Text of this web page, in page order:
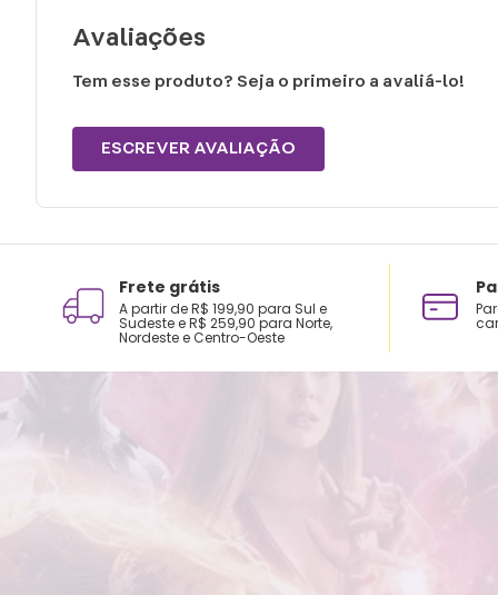
Avaliações
Tem esse produto? Seja o primeiro a avaliá-lo!
ESCREVER AVALIAÇÃO
Frete grátis
A partir de R$ 199,90 para Sul e
Sudeste e R$ 259,90 para Norte,
Nordeste e Centro-Oeste